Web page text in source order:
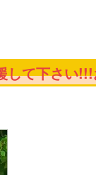
して下さい